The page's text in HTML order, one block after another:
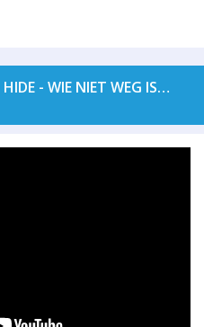
- WIE NIET WEG IS…